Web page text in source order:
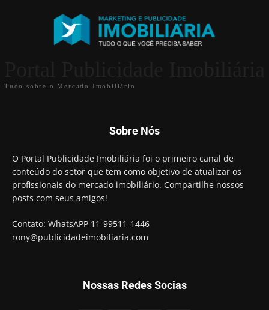
Tudo sobre o Mercado Imobiliário
Sobre Nós
O Portal Publicidade Imobiliária foi o primeiro canal de
conteúdo do setor que tem como objetivo de atualizar os
profissionais do mercado imobiliário. Compartilhe nossos
posts com seus amigos!
Contato: WhatsAPP 11-99511-1446
rony@publicidadeimobiliaria.com
Nossas Redes Socias